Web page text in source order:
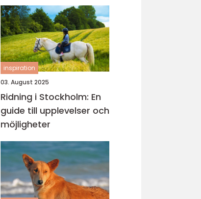
inspiration
03. August 2025
Ridning i Stockholm: En
guide till upplevelser och
möjligheter